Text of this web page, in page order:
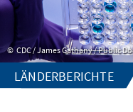
CDC / James Gathany / Public
LÄNDERBERICHTE